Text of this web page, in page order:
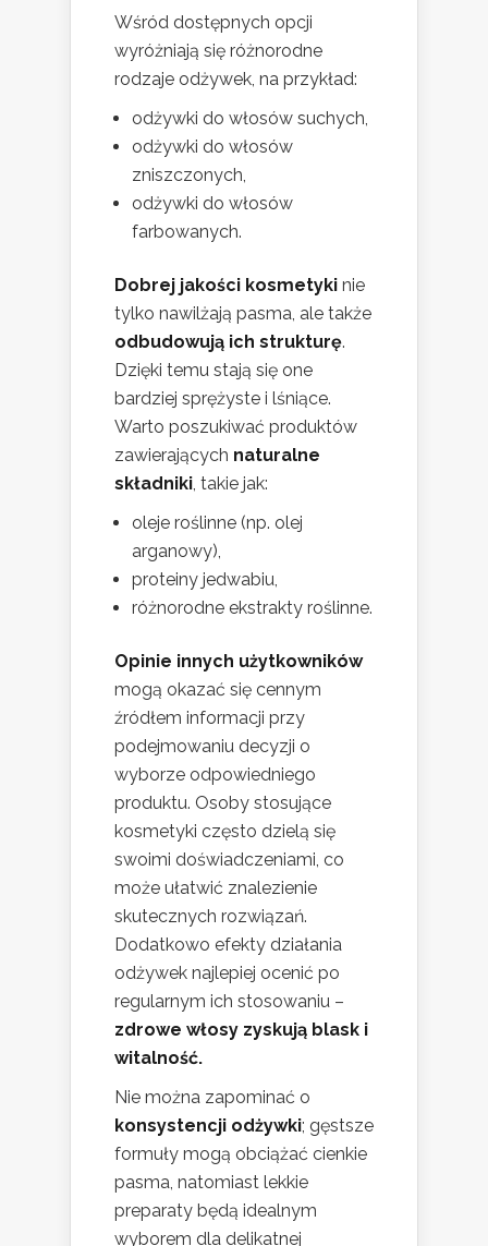
Wśród dostępnych opcji
wyróżniają się różnorodne
rodzaje odżywek, na przykład:
odżywki do włosów suchych,
odżywki do włosów
zniszczonych,
odżywki do włosów
farbowanych.
Dobrej jakości kosmetyki nie
tylko nawilżają pasma, ale także
odbudowują ich strukturę.
Dzięki temu stają się one
bardziej sprężyste i lśniące.
Warto poszukiwać produktów
zawierających naturalne
składniki , takie jak:
oleje roślinne (np. olej
arganowy),
proteiny jedwabiu,
różnorodne ekstrakty roślinne.
Opinie innych użytkowników
mogą okazać się cennym
źródłem informacji przy
podejmowaniu decyzji o
wyborze odpowiedniego
produktu. Osoby stosujące
kosmetyki często dzielą się
swoimi doświadczeniami, co
może ułatwić znalezienie
skutecznych rozwiązań.
Dodatkowo efekty działania
odżywek najlepiej ocenić po
regularnym ich stosowaniu –
zdrowe włosy zyskują blask i
witalność.
Nie można zapominać o
konsystencji odżywki; gęstsze
formuły mogą obciążać cienkie
pasma, natomiast lekkie
preparaty będą idealnym
wyborem dla delikatnej